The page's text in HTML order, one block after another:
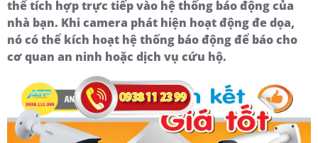
thể tích hợp trực tiếp vào hệ thống báo động của
nhà bạn. Khi camera phát hiện hoạt động đe dọa,
nó có thể kích hoạt hệ thống báo động để báo cho
cơ quan an ninh hoặc dịch vụ cứu hộ.